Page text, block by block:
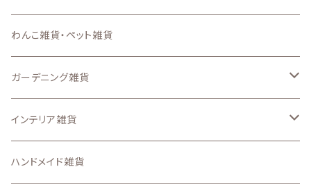
キーホルダー
ステンシルシート
スマートフォンケース、iPadケース
ステッカー
わんこ雑貨・ペット雑貨
ガーデニング雑貨
なし
ガーデン ピック
インテリア雑貨
収納・インテリア用品
ハンドメイド雑貨